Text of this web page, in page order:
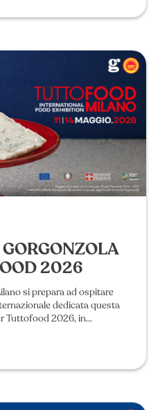
2026
si prepara ad ospitare
dedicata questa
Tuttofood 2026, in